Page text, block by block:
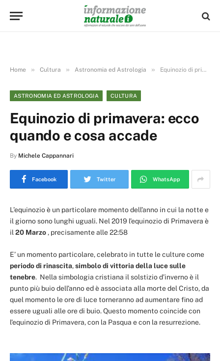
Home » Cultura » Astronomia ed Astrologia » Equinozio di primavera: ecco quando e cosa accade
ASTRONOMIA ED ASTROLOGIA CULTURA
Equinozio di primavera: ecco
quando e cosa accade
By Michele Cappannari
Facebook Twitter WhatsApp
L’equinozio è un particolare momento dell’anno in cui la notte e
il giorno sono lunghi uguali. Nel 2019 l’equinozio di Primavera è
il 20 Marzo, precisamente alle 22:58
E’ un momento particolare, celebrato in tutte le culture come
periodo di rinascita,simbolo di vittoria della luce sulle
tenebre. Nella simbologia cristiana il solstizio d’inverno è il
punto più buio dell’anno ed è associata alla morte del Cristo, da
quel momento le ore di luce torneranno ad aumentare fino ad
essere uguali alle ore di buio. Questo momento coincide con
l’equinozio di Primavera, con la Pasqua e con la resurrezione.